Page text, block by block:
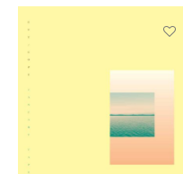
ROCK
BUT CHIC
& RAP FRANCAIS
STONER & HEAVY METAL